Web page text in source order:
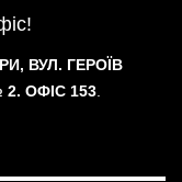
ВУЛ. ГЕРОЇВ
2. ОФІС 153.